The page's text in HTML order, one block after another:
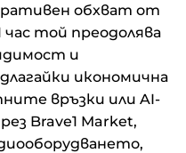
обхват от
той преодолява
и
икономична
връзки или AI-
Brave1 Market,